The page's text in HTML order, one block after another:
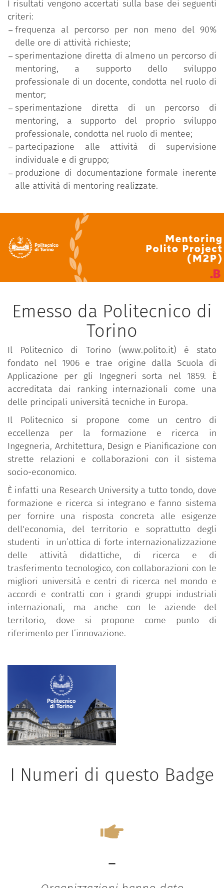
I risultati vengono accertati sulla base dei seguenti
criteri:
frequenza al percorso per non meno del 90%
delle ore di attività richieste;
sperimentazione diretta di almeno un percorso di
mentoring, a supporto dello sviluppo
professionale di un docente, condotta nel ruolo di
mentor;
sperimentazione diretta di un percorso di
mentoring, a supporto del proprio sviluppo
professionale, condotta nel ruolo di mentee;
partecipazione alle attività di supervisione
individuale e di gruppo;
produzione di documentazione formale inerente
alle attività di mentoring realizzate.
Emesso da Politecnico di
Torino
Il Politecnico di Torino (www.polito.it) è stato
fondato nel 1906 e trae origine dalla Scuola di
Applicazione per gli Ingegneri sorta nel 1859. È
accreditata dai ranking internazionali come una
delle principali università tecniche in Europa.
Il Politecnico si propone come un centro di
eccellenza per la formazione e ricerca in
Ingegneria, Architettura, Design e Pianificazione con
strette relazioni e collaborazioni con il sistema
socio-economico.
È infatti una Research University a tutto tondo, dove
formazione e ricerca si integrano e fanno sistema
per fornire una risposta concreta alle esigenze
dell'economia, del territorio e soprattutto degli
studenti in un’ottica di forte internazionalizzazione
delle attività didattiche, di ricerca e di
trasferimento tecnologico, con collaborazioni con le
migliori università e centri di ricerca nel mondo e
accordi e contratti con i grandi gruppi industriali
internazionali, ma anche con le aziende del
territorio, dove si propone come punto di
riferimento per l’innovazione.
I Numeri di questo Badge
-